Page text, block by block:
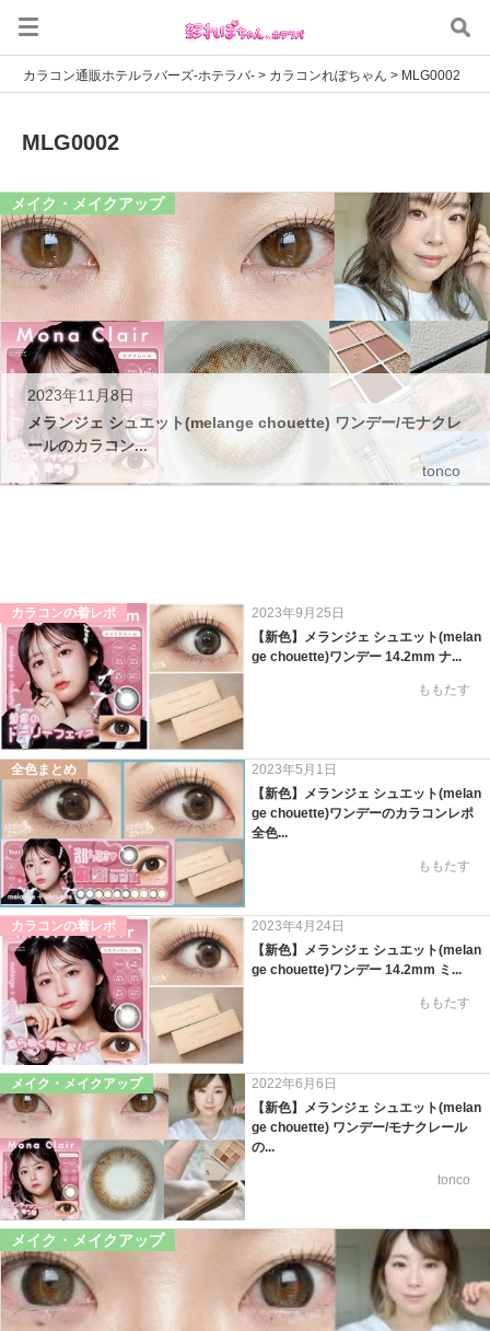
カラコン通販ホテルラバーズ-ホテラバ- > カラコンれぽちゃん > MLG0002
MLG0002
メイク・メイクアップ
2023年11月8日
メランジェ シュエット(melange chouette) ワンデー/モナクレ
ールのカラコン...
tonco
カラコンの着レポ
2023年9月25日
【新色】メランジェ シュエット(melan
ge chouette)ワンデー 14.2mm ナ...
ももたす
全色まとめ
2023年5月1日
【新色】メランジェ シュエット(melan
ge chouette)ワンデーのカラコンレポ
全色...
ももたす
カラコンの着レポ
2023年4月24日
【新色】メランジェ シュエット(melan
ge chouette)ワンデー 14.2mm ミ...
ももたす
メイク・メイクアップ
2022年6月6日
【新色】メランジェ シュエット(melan
ge chouette) ワンデー/モナクレール
の...
tonco
メイク・メイクアップ